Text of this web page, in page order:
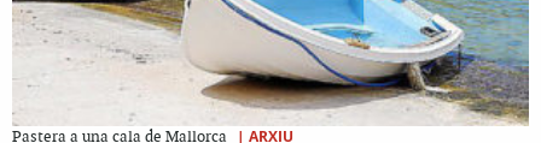
Pastera a una cala de Mallorca | ARXIU